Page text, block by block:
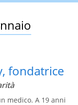
fondatrice
medico. A 19 anni